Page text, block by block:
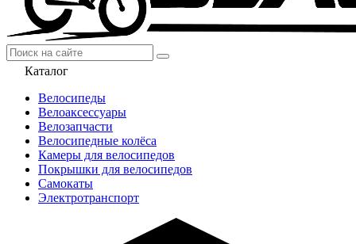
Каталог
Велосипеды
Велоаксессуары
Велозапчасти
Велосипедные колёса
Камеры для велосипедов
Покрышки для велосипедов
Самокаты
Электротранспорт